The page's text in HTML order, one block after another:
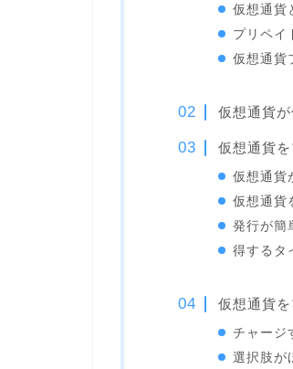
仮想通貨
プリペイ
仮想通貨
仮想通貨
仮想通貨
仮想通貨
仮想通貨
発行が簡
得するタ
仮想通貨
チャージ
選択肢が